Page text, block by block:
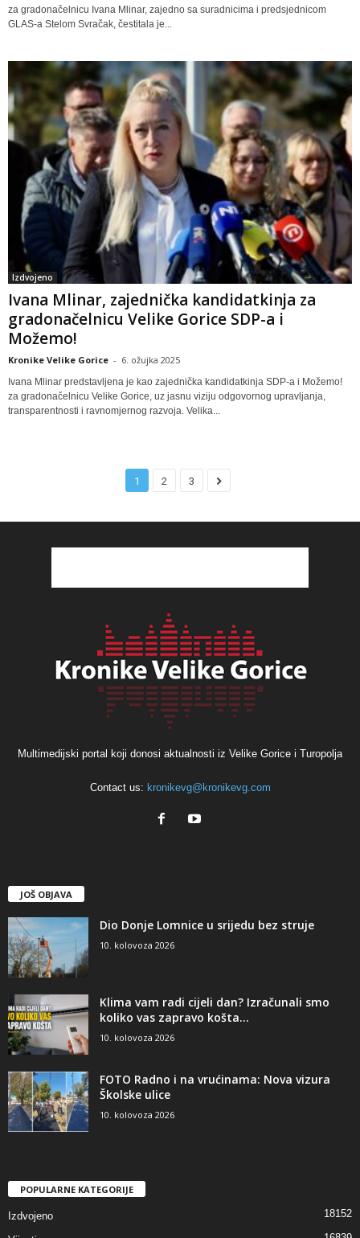
za gradonačelnicu Ivana Mlinar, zajedno sa suradnicima i predsjednicom
GLAS-a Stelom Svračak, čestitala je...
Izdvojeno
Ivana Mlinar, zajednička kandidatkinja za
gradonačelnicu Velike Gorice SDP-a i
Možemo!
Kronike Velike Gorice - 6. ožujka 2025
Ivana Mlinar predstavljena je kao zajednička kandidatkinja SDP-a i Možemo!
za gradonačelnicu Velike Gorice, uz jasnu viziju odgovornog upravljanja,
transparentnosti i ravnomjernog razvoja. Velika...
1 2 3
Multimedijski portal koji donosi aktualnosti iz Velike Gorice i Turopolja
Contact us: kronikevg@kronikevg.com
JOŠ OBJAVA
Dio Donje Lomnice u srijedu bez struje
10. kolovoza 2026
Klima vam radi cijeli dan? Izračunali smo
koliko vas zapravo košta...
10. kolovoza 2026
FOTO Radno i na vrućinama: Nova vizura
Školske ulice
10. kolovoza 2026
POPULARNE KATEGORIJE
Izdvojeno 18152